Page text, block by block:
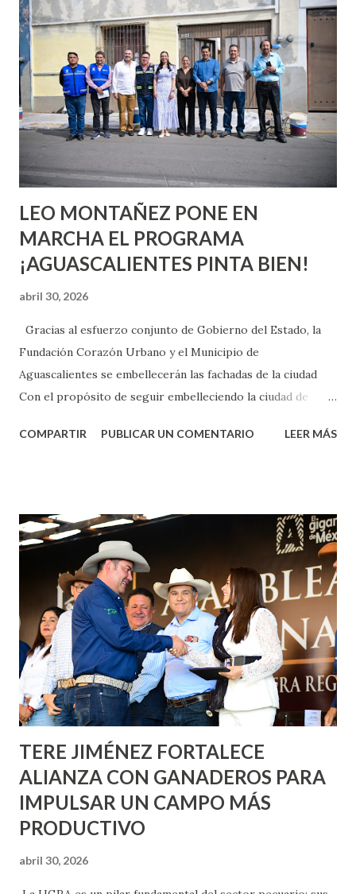
quienes ya han tenido relaciones sexuales no son expertos
o expertas en el tema. Siempre hay algo nuevo que
aprender y nuevas experiencias que conocer. Si eres una
chica y aún no has tenido relaciones sexuales, tal vez
pienses que el sexo será increíble y no puedas esperar para
experimentarlo, pero como cualquier persona con
experiencia te dirá, siempre es mejor cuando ambas partes
son suficientemen...
LEO MONTAÑEZ PONE EN
MARCHA EL PROGRAMA
¡AGUASCALIENTES PINTA BIEN!
abril 30, 2026
Gracias al esfuerzo conjunto de Gobierno del Estado, la
Fundación Corazón Urbano y el Municipio de
Aguascalientes se embellecerán las fachadas de la ciudad
Con el propósito de seguir embelleciendo la ciudad de
municipal, Leo Montañez dio inicio al programa
Corazón Urbano y el Municipio capital. Leo Montañez
informó que en este programa se usarán cerca de 90 mil
metros cuadrados de pintura, para dar inicio en la calle
Nieto, entre Jesús F. Elizondo y la calle 22 de Octubre, con
lo que se aplicará pintura en 66 casas. Posteriormente se
llevará este programa a Villas de Nuestra Señora de la
Asunción, Avenida Alameda y Decreto 27 de Septiembre, en
los edificios FOVISSSTE Ojo de Agua, en la comunidad
Norias de Paso Hondo y en los edificios de...
COMPARTIR PUBLICAR UN COMENTARIO LEER MÁS
TERE JIMÉNEZ FORTALECE
ALIANZA CON GANADEROS PARA
IMPULSAR UN CAMPO MÁS
PRODUCTIVO
abril 30, 2026